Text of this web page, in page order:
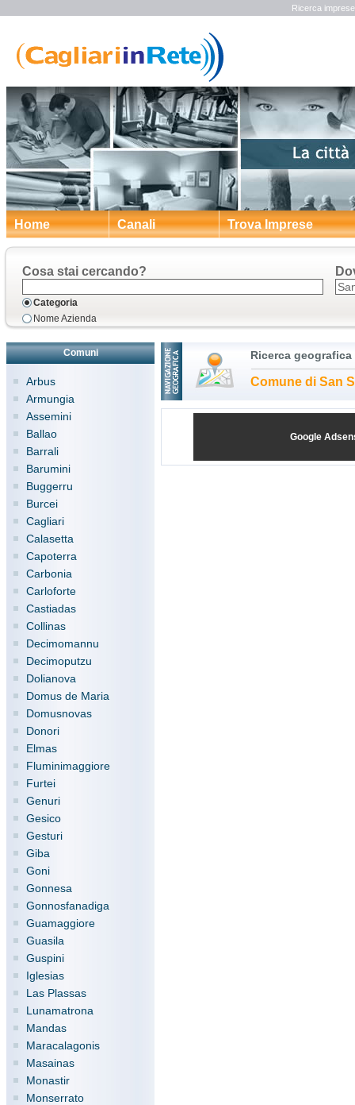
Ricerca
Home Canali Trova Imprese
Cosa stai cercando?
Categoria
Nome Azienda
Comuni
Arbus
Armungia
Assemini
Ballao
Barrali
Barumini
Buggerru
Burcei
Cagliari
Calasetta
Capoterra
Carbonia
Carloforte
Castiadas
Collinas
Decimomannu
Decimoputzu
Dolianova
Domus de Maria
Domusnovas
Donori
Elmas
Fluminimaggiore
Furtei
Genuri
Gesico
Gesturi
Giba
Goni
Gonnesa
Gonnosfanadiga
Guamaggiore
Guasila
Guspini
Iglesias
Las Plassas
Lunamatrona
Mandas
Maracalagonis
Masainas
Monastir
Monserrato
Ricerca
Comune di San
Google